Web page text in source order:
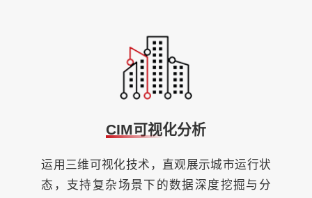
CIM可视化分析
运用三维可视化技术，直观展示城市运行状
态，支持复杂场景下的数据深度挖掘与分